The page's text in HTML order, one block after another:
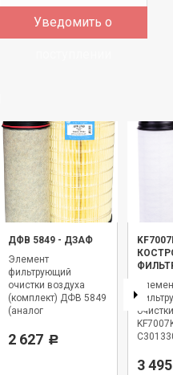
Уведомить о
ДФВ 5849 - ДЗАФ
Элемент
фильтрующий
очистки воздуха
(комплект) ДФВ 5849
(аналог
ДЗАФ
2 627 Р
-
3 495